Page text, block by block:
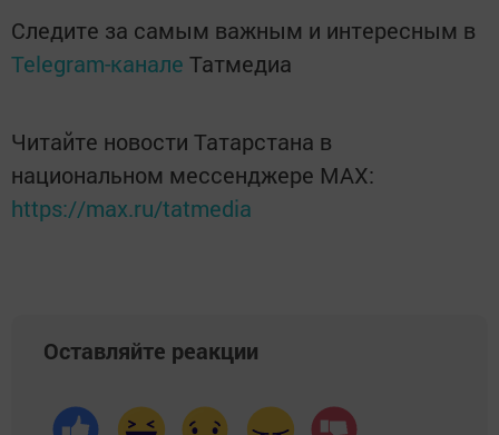
Следите за самым важным и интересным в
Telegram-канале Татмедиа
Читайте новости Татарстана в
национальном мессенджере MАХ:
https://max.ru/tatmedia
Оставляйте реакции